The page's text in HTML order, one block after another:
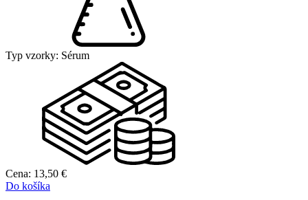
Typ vzorky: Sérum
Cena: 13,50 €
Do košíka